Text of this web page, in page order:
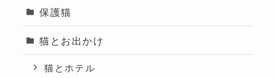
保護猫
猫とお出かけ
猫とホテル